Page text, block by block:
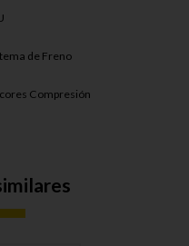
de Freno
Compresión